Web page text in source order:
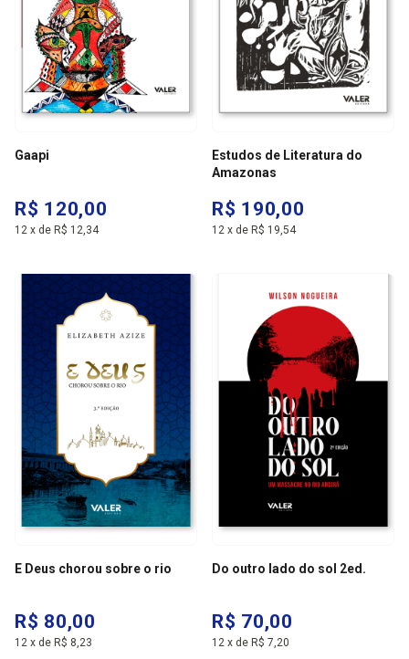
Gaapi
R$ 120,00
12 x de R$ 12,34
Estudos de Literatura do
Amazonas
R$ 190,00
12 x de R$ 19,54
E Deus chorou sobre o rio
R$ 80,00
12 x de R$ 8,23
Do outro lado do sol 2ed.
R$ 70,00
12 x de R$ 7,20